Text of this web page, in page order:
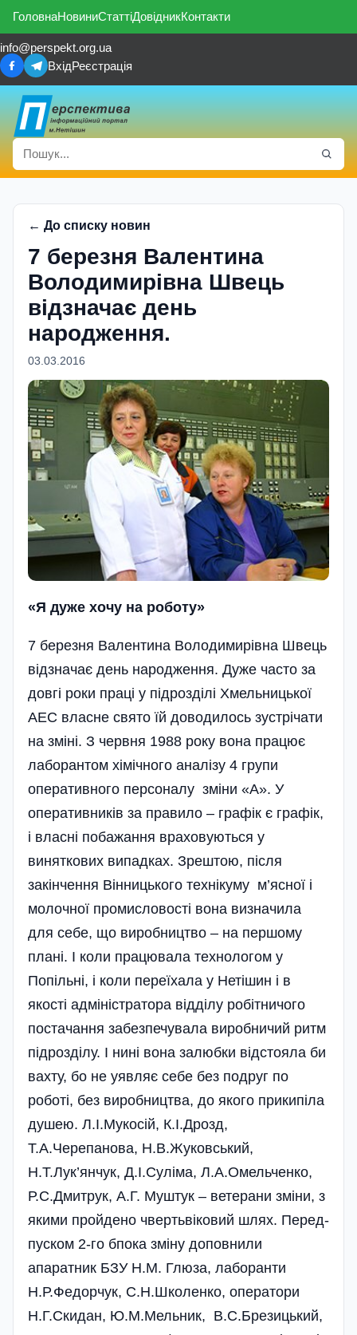
ГоловнаНовиниСтаттіДовідникКонтакти
info@perspekt.org.ua
ВхідРеєстрація
← До списку новин
7 березня Валентина
Володимирівна Швець
відзначає день
народження.
03.03.2016
«Я дуже хочу на роботу»
7 березня Валентина Володимирівна Швець
відзначає день народження. Дуже часто за
довгі роки праці у підрозділі Хмельницької
АЕС власне свято їй доводилось зустрічати
на зміні. З червня 1988 року вона працює
лаборантом хімічного аналі­зу 4 групи
оперативного персоналу зміни «А». У
оперативників за пра­вило – графік є графік,
і власні побажання враховуються у
виняткових випадках. Зрештою, після
закінчення Вінницького технікуму м’ясної і
молочної промисловості вона визначила
для себе, що виробництво – на першому
плані. І коли працювала технологом у
Попільні, і коли переїхала у Нетішин і в
якості адміністратора відділу робітничого
постачання забезпечувала виробничий ритм
підрозділу­. І нині вона залюбки відстояла би
вахту, бо не уявляє себе без подруг по
роботі, без виробництва, до якого прикипіла
душею­. Л.І.Му­ко­сій, К.І.Дрозд,
Т.А.Черепанова, Н.В.Жуков­ський,
Н.Т.Лук’янчук, Д.І.Суліма, Л.А.Омельченко,
Р.С.Дми­трук, А.Г. Муштук – ветерани зміни, з
якими пройдено чвертьвіковий шлях. Перед­
пуском 2-го бпока зміну доповнили
апаратник БЗУ Н.М. Глюза, лаборанти
Н.Р.Федорчук, С.Н.Школенко, оператори
Н.Г.Скидан, Ю.М.Мельник, В.С.Брезицький,